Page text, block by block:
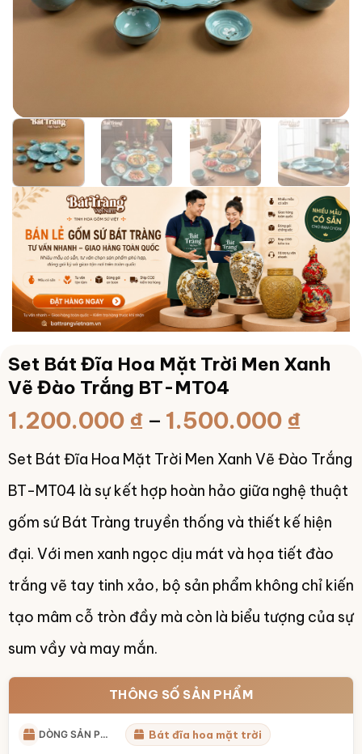
Set Bát Đĩa Hoa Mặt Trời Men Xanh
Vẽ Đào Trắng BT-MT04
1.200.000 ₫ – 1.500.000 ₫
từ
đến
Set Bát Đĩa Hoa Mặt Trời Men Xanh Vẽ Đào Trắng
BT-MT04 là sự kết hợp hoàn hảo giữa nghệ thuật
gốm sứ Bát Tràng truyền thống và thiết kế hiện
đại. Với men xanh ngọc dịu mát và họa tiết đào
trắng vẽ tay tinh xảo, bộ sản phẩm không chỉ kiến
tạo mâm cỗ tròn đầy mà còn là biểu tượng của sự
sum vầy và may mắn.
THÔNG SỐ SẢN PHẨM
DÒNG SẢN PHẨM Bát đĩa hoa mặt trời